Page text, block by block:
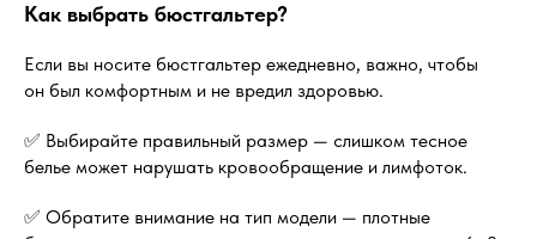
Как выбрать бюстгальтер?
Если вы носите бюстгальтер ежедневно, важно, чтобы
он был комфортным и не вредил здоровью.
✅ Выбирайте правильный размер — слишком тесное
белье может нарушать кровообращение и лимфоток.
✅ Обратите внимание на тип модели — плотные